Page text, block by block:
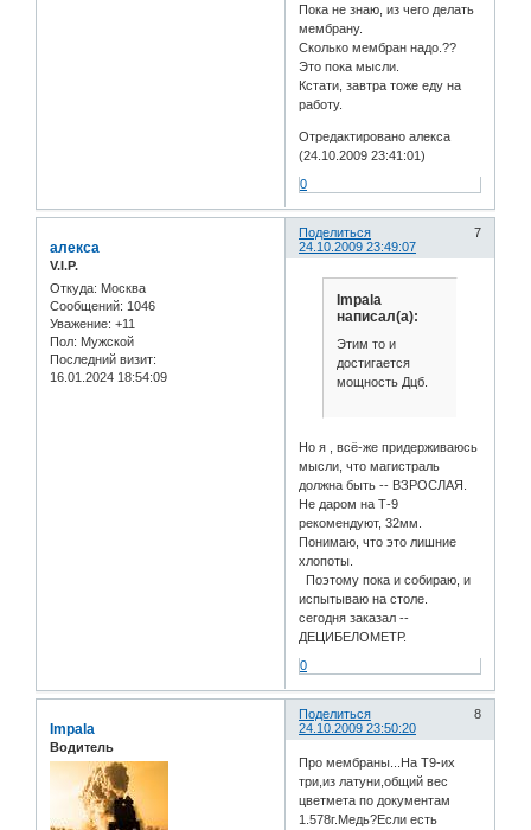
Пока не знаю, из чего делать
мембрану.
Сколько мембран надо.??
Это пока мысли.
Кстати, завтра тоже еду на
работу.
Отредактировано алекса
(24.10.2009 23:41:01)
0
Поделиться
7
24.10.2009 23:49:07
алекса
V.I.P.
Откуда: Москва
Сообщений: 1046
Уважение: +11
Пол: Мужской
Последний визит:
16.01.2024 18:54:09
Impala
написал(а):
Этим то и
достигается
мощность Дцб.
Но я , всё-же придерживаюсь
мысли, что магистраль
должна быть -- ВЗРОСЛАЯ.
Не даром на Т-9
рекомендуют, 32мм.
Понимаю, что это лишние
хлопоты.
Поэтому пока и собираю, и
испытываю на столе.
сегодня заказал --
ДЕЦИБЕЛОМЕТР.
0
Поделиться
8
24.10.2009 23:50:20
Impala
Водитель
Про мембраны...На Т9-их
три,из латуни,общий вес
цветмета по документам
1.578г.Медь?Если есть